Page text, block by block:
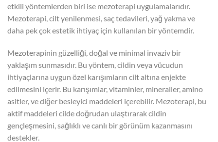
etkili yöntemlerden biri ise mezoterapi uygulamalarıdır.
Mezoterapi, cilt yenilenmesi, saç tedavileri, yağ yakma ve
daha pek çok estetik ihtiyaç için kullanılan bir yöntemdir.
Mezoterapinin güzelliği, doğal ve minimal invaziv bir
yaklaşım sunmasıdır. Bu yöntem, cildin veya vücudun
ihtiyaçlarına uygun özel karışımların cilt altına enjekte
edilmesini içerir. Bu karışımlar, vitaminler, mineraller, amino
asitler, ve diğer besleyici maddeleri içerebilir. Mezoterapi, bu
aktif maddeleri cilde doğrudan ulaştırarak cildin
gençleşmesini, sağlıklı ve canlı bir görünüm kazanmasını
destekler.